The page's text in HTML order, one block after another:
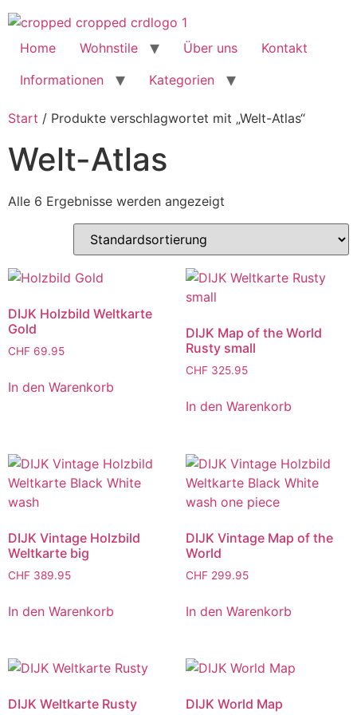
Home Wohnstile Über uns
Kontakt
Informationen
Kategorien
Start / Produkte verschlagwortet mit „Welt-Atlas“
Welt-Atlas
Alle 6 Ergebnisse werden angezeigt
DIJK Holzbild Weltkarte
Gold
CHF 69.95
In den Warenkorb
DIJK Map of the World
Rusty small
CHF325.95
In den Warenkorb
DIJK Vintage Holzbild
Weltkarte big
CHF 389.95
In den Warenkorb
DIJK Vintage Map of the
World
CHF299.95
In den Warenkorb
DIJK Weltkarte Rusty DIJK World Map